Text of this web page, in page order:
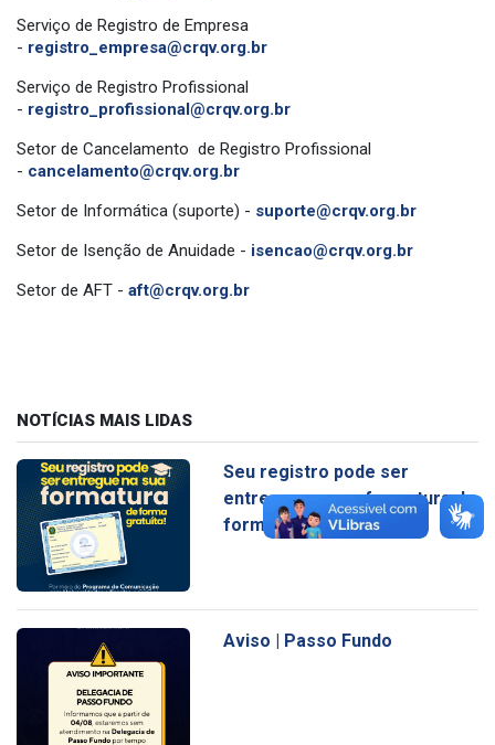
Serviço de Registro de Empresa
- registro_empresa@crqv.org.br
Serviço de Registro Profissional
- registro_profissional@crqv.org.br
Setor de Cancelamento de Registro Profissional
- cancelamento@crqv.org.br
Setor de Informática (suporte) - suporte@crqv.org.br
Setor de Isenção de Anuidade - isencao@crqv.org.br
Setor de AFT - aft@crqv.org.br
NOTÍCIAS MAIS LIDAS
Seu registro pode ser
entregue na sua formatura de
forma gratuita
Aviso | Passo Fundo